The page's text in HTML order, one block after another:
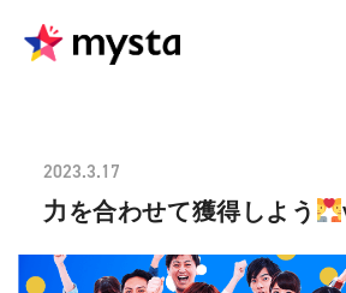
2023.3.17
力を合わせて獲得しよう